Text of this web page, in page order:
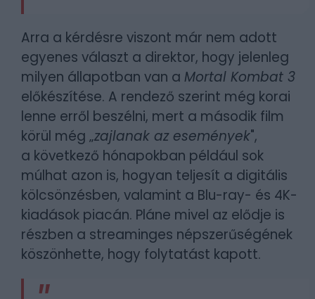
Arra a kérdésre viszont már nem adott
egyenes választ a direktor, hogy jelenleg
milyen állapotban van a Mortal Kombat 3
előkészítése. A rendező szerint még korai
lenne erről beszélni, mert a második film
körül még „zajlanak az események",
a következő hónapokban például sok
múlhat azon is, hogyan teljesít a digitális
kölcsönzésben, valamint a Blu-ray- és 4K-
kiadások piacán. Pláne mivel az elődje is
részben a streaminges népszerűségének
köszönhette, hogy folytatást kapott.